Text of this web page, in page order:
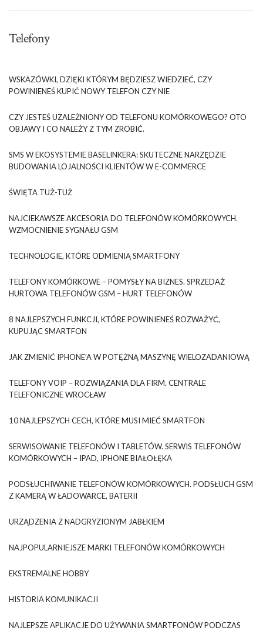
Telefony
WSKAZÓWKI, DZIĘKI KTÓRYM BĘDZIESZ WIEDZIEĆ, CZY
POWINIENEŚ KUPIĆ NOWY TELEFON CZY NIE
CZY JESTEŚ UZALEŻNIONY OD TELEFONU KOMÓRKOWEGO? OTO
OBJAWY I CO NALEŻY Z TYM ZROBIĆ.
SMS W EKOSYSTEMIE BASELINKERA: SKUTECZNE NARZĘDZIE
BUDOWANIA LOJALNOŚCI KLIENTÓW W E-COMMERCE
ŚWIĘTA TUŻ-TUŻ
NAJCIEKAWSZE AKCESORIA DO TELEFONÓW KOMÓRKOWYCH.
WZMOCNIENIE SYGNAŁU GSM
TECHNOLOGIE, KTÓRE ODMIENIĄ SMARTFONY
TELEFONY KOMÓRKOWE – POMYSŁY NA BIZNES. SPRZEDAŻ
HURTOWA TELEFONÓW GSM – HURT TELEFONÓW
8 NAJLEPSZYCH FUNKCJI, KTÓRE POWINIENEŚ ROZWAŻYĆ,
KUPUJĄC SMARTFON
JAK ZMIENIĆ IPHONE’A W POTĘŻNĄ MASZYNĘ WIELOZADANIOWĄ
TELEFONY VOIP – ROZWIĄZANIA DLA FIRM. CENTRALE
TELEFONICZNE WROCŁAW
10 NAJLEPSZYCH CECH, KTÓRE MUSI MIEĆ SMARTFON
SERWISOWANIE TELEFONÓW I TABLETÓW. SERWIS TELEFONÓW
KOMÓRKOWYCH – IPAD, IPHONE BIAŁOŁĘKA
PODSŁUCHIWANIE TELEFONÓW KOMÓRKOWYCH. PODSŁUCH GSM
Z KAMERĄ W ŁADOWARCE, BATERII
URZĄDZENIA Z NADGRYZIONYM JABŁKIEM
NAJPOPULARNIEJSZE MARKI TELEFONÓW KOMÓRKOWYCH
EKSTREMALNE HOBBY
HISTORIA KOMUNIKACJI
NAJLEPSZE APLIKACJE DO UŻYWANIA SMARTFONÓW PODCZAS